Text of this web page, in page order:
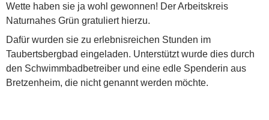
Wette haben sie ja wohl gewonnen! Der Arbeitskreis
Naturnahes Grün gratuliert hierzu.
Dafür wurden sie zu erlebnisreichen Stunden im
Taubertsbergbad eingeladen. Unterstützt wurde dies durch
den Schwimmbadbetreiber und eine edle Spenderin aus
Bretzenheim, die nicht genannt werden möchte.